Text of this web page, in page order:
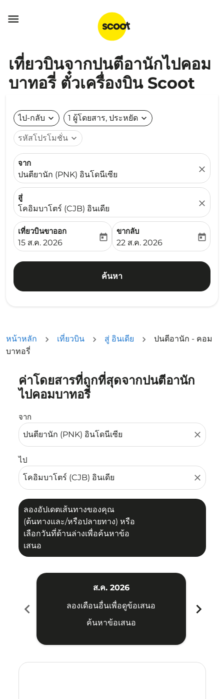

เที่ยวบินจากปนตีอานักไปคอม
บาทอรี่ ตั๋วเครื่องบิน Scoot
ไป-กลับ expand_more 1 ผู้โดยสาร, ประหยัด expand_more
รหัสโปรโมชั่น expand_more
จาก
ปนตียานัก (PNK) อินโดนีเซีย
close
สู่
โคอิมบาโตร์ (CJB) อินเดีย
close
เที่ยวบินขาออก
fc-booking-departure-date-aria-label
15 ส.ค. 2026
today
ขากลับ
fc-booking-return-date-
22 ส.ค. 2026
today
ค้นหา
หน้าหลัก เที่ยวบิน สู่ อินเดีย
ปนตีอานัก - คอม
บาทอรี่
ค่าโดยสารที่ถูกที่สุดจากปนตีอานัก
ไปคอมบาทอรี่
จาก
close
ไป
close
ลองอัปเดตเส้นทางของคุณ
(ต้นทางและ/หรือปลายทาง) หรือ
เลือกวันที่ด้านล่างเพื่อค้นหาข้อ
เสนอ
ลองอัปเดตเส้นทางของคุณ (ต้นทางและ/หรือปลายทาง) หรื
chevron_left
ส.ค. 2026
ลองเดือนอื่นเพื่อดูข้อเสนอ
ค้นหาข้อเสนอ
chevron_right